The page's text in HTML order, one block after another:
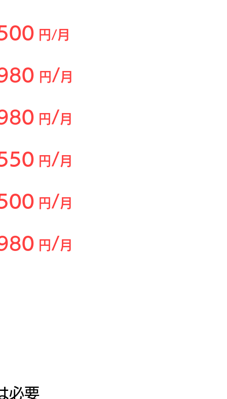
円/月
​ 円 /月
​円 /月
円 /月
円 /月
円 /月
必要